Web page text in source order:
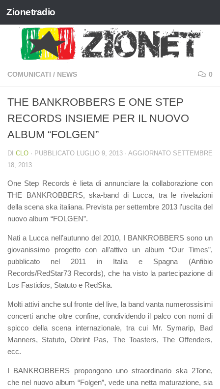
Salta al contenuto
Zionetradio
COMUNICATI / NEWS 0
THE BANKROBBERS E ONE STEP
RECORDS INSIEME PER IL NUOVO
ALBUM “FOLGEN”
DI CLO · PUBBLICATO LUGLIO 9, 2013 · AGGIORNATO SETTEMBRE
18, 2013
One Step Records è lieta di annunciare la collaborazione con
THE BANKROBBERS, ska-band di Lucca, tra le rivelazioni
della scena ska italiana. Prevista per settembre 2013 l’uscita del
nuovo album “FOLGEN”.
Nati a Lucca nell’autunno del 2010, I BANKROBBERS sono un
giovanissimo progetto con all’attivo un album “Our Times”,
pubblicato nel 2011 in Italia e Spagna (Anfibio
Records/RedStar73 Records), che ha visto la partecipazione di
Los Fastidios, Statuto e RedSka.
Molti attivi anche sul fronte del live, la band vanta numerossisimi
concerti anche oltre confine, condividendo il palco con nomi di
spicco della scena internazionale, tra cui Mr. Symarip, Bad
Manners, Statuto, Obrint Pas, The Toasters, The Offenders,
ecc.
I BANKROBBERS propongono uno straordinario ska 2Tone,
che nel nuovo album “Folgen”, vede una netta maturazione, sia